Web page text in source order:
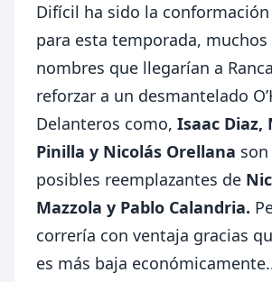
Difícil ha sido la
para esta temporada,
nombres que llegarían a
reforzar a un desmantelado
Delanteros como, Isaac Diaz,
Pinilla y Nicolás Orellana
posibles reemplazantes de
Mazzola y Pablo Calandria.
correría con ventaja gracias
es más baja